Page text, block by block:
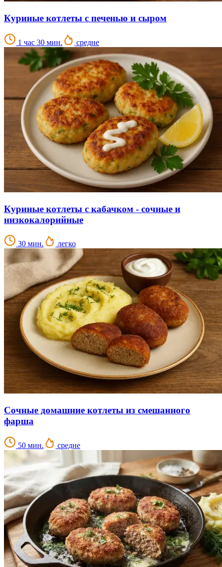
Куриные котлеты с печенью и сыром
1 час 30 мин. средне
Куриные котлеты с кабачком - сочные и
низкокалорийные
30 мин. легко
Сочные домашние котлеты из смешанного
фарша
50 мин. средне